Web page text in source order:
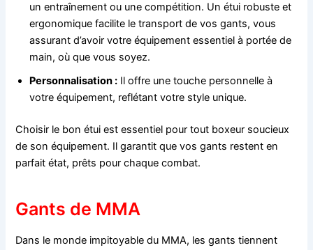
un entraînement ou une compétition. Un étui robuste et
ergonomique facilite le transport de vos gants, vous
assurant d’avoir votre équipement essentiel à portée de
main, où que vous soyez.
Personnalisation : Il offre une touche personnelle à
votre équipement, reflétant votre style unique.
Choisir le bon étui est essentiel pour tout boxeur soucieux
de son équipement. Il garantit que vos gants restent en
parfait état, prêts pour chaque combat.
Gants de MMA
Dans le monde impitoyable du MMA, les gants tiennent